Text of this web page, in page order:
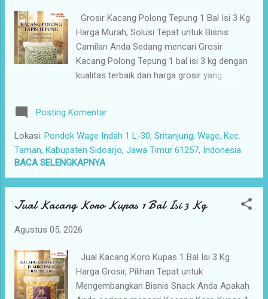
tersedia, peluang penjualan akan hilang. Lebih
dari itu, pelanggan bisa beralih ke toko lain
yang mampu menyediakan produk secara
konsisten. Kesalahan memilih distributor
bukan hanya berdampak pada stok barang,
bisnis Anda. Produk dengan kualitas yang
Grosir Kacang Polong Tepung 1 Bal Isi 3 Kg
Harga Murah, Solusi Tepat untuk Bisnis
Camilan Anda Sedang mencari Grosir
Kacang Polong Tepung 1 bal isi 3 kg dengan
kualitas terbaik dan harga grosir yang
toko snack, pedagang camilan grosir, agen
dan reseller, swalayan, minimarket, restoran,
warung makan, hingga seller dan affiliator
camilan online di seluruh Indonesia. Kacang
Polong Tepung kami dibuat menggunakan
bahan-bahan segar pilihan yang diproses
dengan standar kebersihan yang tinggi.
Nusantara, produk ini menghasilkan cita rasa
berbagai kalangan. Setiap proses produksi
dilakukan secara higienis sehingga kualitas
produk tetap terjaga dari awal hingga sampai
Posting Komentar
Lokasi: Pondok Wage Indah 1 L-30, Sritanjung, Wage, Kec.
Taman, Kabupaten Sidoarjo, Jawa Timur 61257, Indonesia
BACA SELENGKAPNYA
Jual Kacang Koro Kupas 1 Bal Isi 3 Kg
Agustus 05, 2026
Jual Kacang Koro Kupas 1 Bal Isi 3 Kg
Harga Grosir, Pilihan Tepat untuk
Mengembangkan Bisnis Snack Anda Apakah